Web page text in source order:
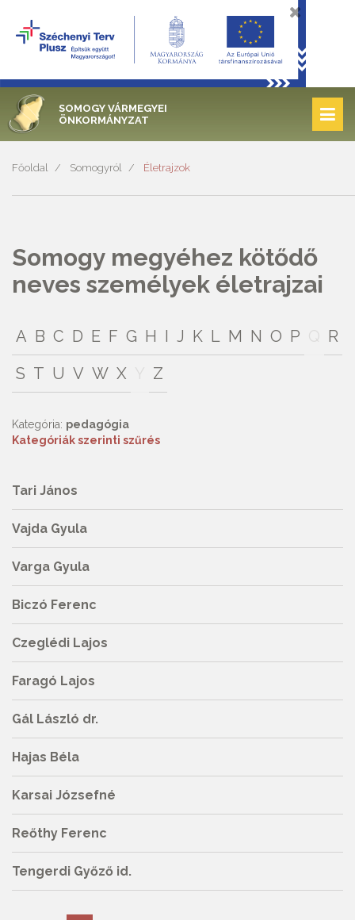
SOMOGY VÁRMEGYEI
ÖNKORMÁNYZAT
Főoldal Somogyról Életrajzok
Somogy megyéhez kötődő
neves személyek életrajzai
A B C D E F G H I J K L M N O P
R
S T U V W X Z
Kategória: pedagógia
Kategóriák szerinti szűrés
Tari János
Vajda Gyula
Varga Gyula
Biczó Ferenc
Czeglédi Lajos
Faragó Lajos
Gál László dr.
Hajas Béla
Karsai Józsefné
Reőthy Ferenc
Tengerdi Győző id.